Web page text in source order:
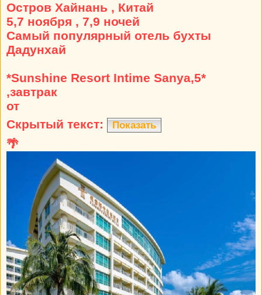
Остров Хайнань , Китай
5,7 ноября , 7,9 ночей
Самый популярный отель бухты
Дадунхай
*Sunshine Resort Intime Sanya,5*
,завтрак
от
Скрытый текст:
Показать
🌴